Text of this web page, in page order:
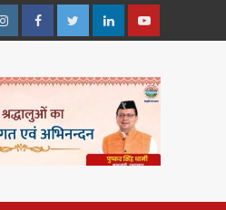
InstagramFacebookTwitterLinkedinYoutube